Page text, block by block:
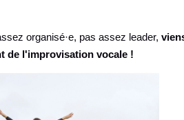
organisé·e, pas assez leader,
de l'improvisation vocale !